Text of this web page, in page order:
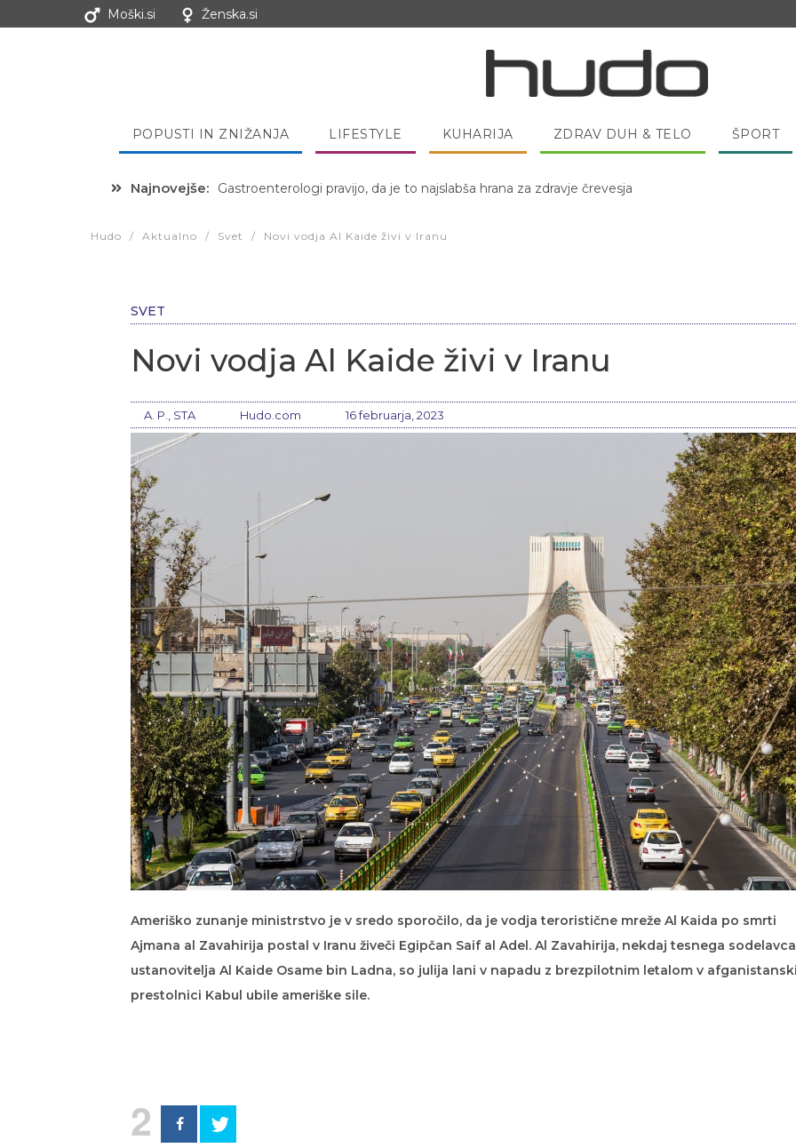
Moški.si Ženska.si
POPUSTI IN ZNIŽANJA LIFESTYLE KUHARIJA ZDRAV DUH & TELO ŠPORT
Najnovejše: Hibernacijska dieta: Zakaj je pred spanjem dobro pojesti žlico medu?
Hudo / Aktualno / Svet / Novi vodja Al Kaide živi v Iranu
SVET
Novi vodja Al Kaide živi v Iranu
A. P., STA Hudo.com 16 februarja, 2023
Ameriško zunanje ministrstvo je v sredo sporočilo, da je vodja teroristične mreže Al Kaida po smrti
Ajmana al Zavahirija postal v Iranu živeči Egipčan Saif al Adel. Al Zavahirija, nekdaj tesnega sodelavca
ustanovitelja Al Kaide Osame bin Ladna, so julija lani v napadu z brezpilotnim letalom v
prestolnici Kabul ubile ameriške sile.
2